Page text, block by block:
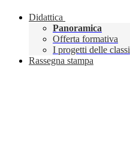
Didattica
Panoramica
Offerta formativa
I progetti delle classi
Rassegna stampa